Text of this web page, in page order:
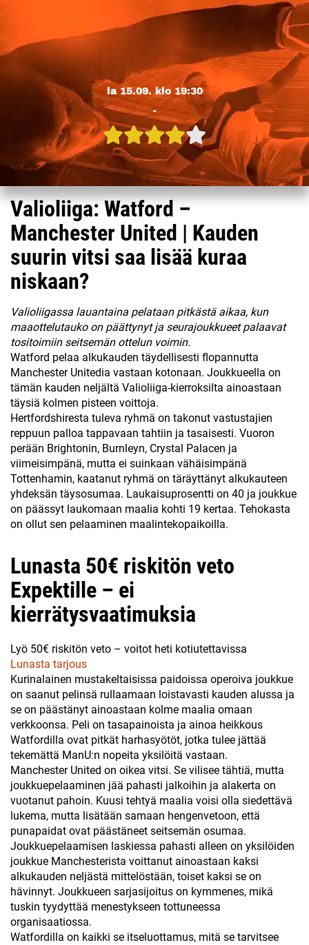
la 15.09. klo 19:30
-
Valioliiga: Watford –
Manchester United | Kauden
suurin vitsi saa lisää kuraa
niskaan?
Valioliigassa lauantaina pelataan pitkästä aikaa, kun
maaottelutauko on päättynyt ja seurajoukkueet palaavat
tositoimiin seitsemän ottelun voimin.
Watford pelaa alkukauden täydellisesti flopannutta
Manchester Unitedia vastaan kotonaan. Joukkueella on
tämän kauden neljältä Valioliiga-kierroksilta ainoastaan
täysiä kolmen pisteen voittoja.
Hertfordshiresta tuleva ryhmä on takonut vastustajien
reppuun palloa tappavaan tahtiin ja tasaisesti. Vuoron
perään Brightonin, Burnleyn, Crystal Palacen ja
viimeisimpänä, mutta ei suinkaan vähäisimpänä
Tottenhamin, kaatanut ryhmä on täräyttänyt alkukauteen
yhdeksän täysosumaa. Laukaisuprosentti on 40 ja joukkue
on päässyt laukomaan maalia kohti 19 kertaa. Tehokasta
on ollut sen pelaaminen maalintekopaikoilla.
Lunasta 50€ riskitön veto
Expektille – ei
kierrätysvaatimuksia
Lyö 50€ riskitön veto – voitot heti kotiutettavissa
Lunasta tarjous
Kurinalainen mustakeltaisissa paidoissa operoiva joukkue
on saanut pelinsä rullaamaan loistavasti kauden alussa ja
se on päästänyt ainoastaan kolme maalia omaan
verkkoonsa. Peli on tasapainoista ja ainoa heikkous
Watfordilla ovat pitkät harhasyötöt, jotka tulee jättää
tekemättä ManU:n nopeita yksilöitä vastaan.
Manchester United on oikea vitsi. Se vilisee tähtiä, mutta
joukkuepelaaminen jää pahasti jalkoihin ja alakerta on
vuotanut pahoin. Kuusi tehtyä maalia voisi olla siedettävä
lukema, mutta lisätään samaan hengenvetoon, että
punapaidat ovat päästäneet seitsemän osumaa.
Joukkuepelaamisen laskiessa pahasti alleen on yksilöiden
joukkue Manchesterista voittanut ainoastaan kaksi
alkukauden neljästä mittelöstään, toiset kaksi se on
hävinnyt. Joukkueen sarjasijoitus on kymmenes, mikä
tuskin tyydyttää menestykseen tottuneessa
organisaatiossa.
Watfordilla on kaikki se itseluottamus, mitä se tarvitsee